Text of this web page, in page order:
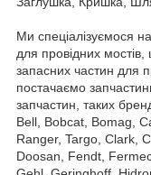
Ми спеціалізуємося
для провідних
запасних частин для
постачаємо
запчастин, таких
Bell, Bobcat, Bomag,
Ranger, Targo, Clark,
Doosan, Fendt,